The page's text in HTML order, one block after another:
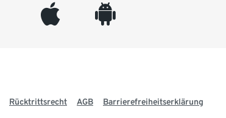
appleinc android
Rücktrittsrecht AGB Barrierefreiheitserklärung